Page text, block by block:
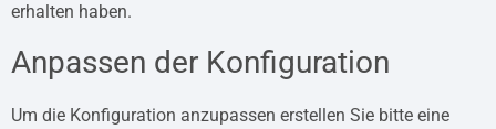
erhalten haben.
Anpassen der Konfiguration
Um die Konfiguration anzupassen erstellen Sie bitte eine